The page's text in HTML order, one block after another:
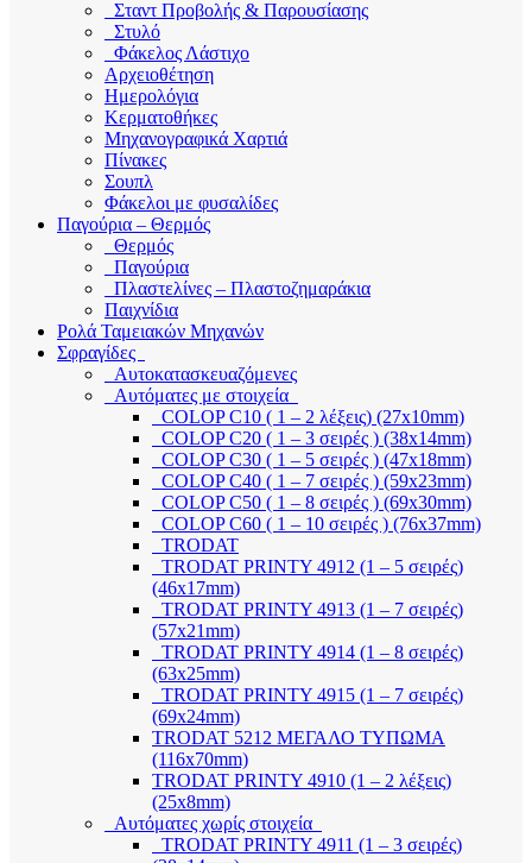
Σταντ Προβολής & Παρουσίασης
Στυλό
Φάκελος Λάστιχο
Αρχειοθέτηση
Ημερολόγια
Κερματοθήκες
Μηχανογραφικά Χαρτιά
Πίνακες
Σουπλ
Φάκελοι με φυσαλίδες
Παγούρια – Θερμός
Θερμός
Παγούρια
Πλαστελίνες – Πλαστοζημαράκια
Παιχνίδια
Ρολά Ταμειακών Μηχανών
Σφραγίδες
Αυτοκατασκευαζόμενες
Αυτόματες με στοιχεία
COLOP C10 ( 1 – 2 λέξεις) (27x10mm)
COLOP C20 ( 1 – 3 σειρές ) (38x14mm)
COLOP C30 ( 1 – 5 σειρές ) (47x18mm)
COLOP C40 ( 1 – 7 σειρές ) (59x23mm)
COLOP C50 ( 1 – 8 σειρές ) (69x30mm)
COLOP C60 ( 1 – 10 σειρές ) (76x37mm)
TRODAT
TRODAT PRINTY 4912 (1 – 5 σειρές)
(46x17mm)
TRODAT PRINTY 4913 (1 – 7 σειρές)
(57x21mm)
TRODAT PRINTY 4914 (1 – 8 σειρές)
(63x25mm)
TRODAT PRINTY 4915 (1 – 7 σειρές)
(69x24mm)
TRODAT 5212 ΜΕΓΑΛΟ ΤΥΠΩΜΑ
(116x70mm)
TRODAT PRINTY 4910 (1 – 2 λέξεις)
(25x8mm)
Αυτόματες χωρίς στοιχεία
TRODAT PRINTY 4911 (1 – 3 σειρές)